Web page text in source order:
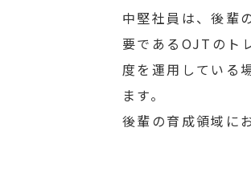
中堅社員は、後輩
要であるOJTのト
度を運用している
ます。
後輩の育成領域に